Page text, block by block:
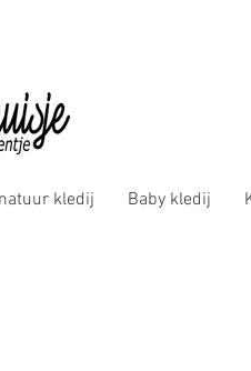
kledij Baby kledij